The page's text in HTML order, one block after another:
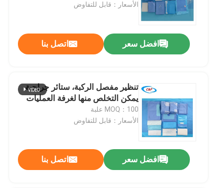
الأسعار：قابل للتفاوض
افضل سعر اتصل بنا
تنظير مفصل الركبة، ستائر جراحية
يمكن التخلص منها لغرفة العمليات
MOQ：100 علبة
الأسعار：قابل للتفاوض
افضل سعر اتصل بنا